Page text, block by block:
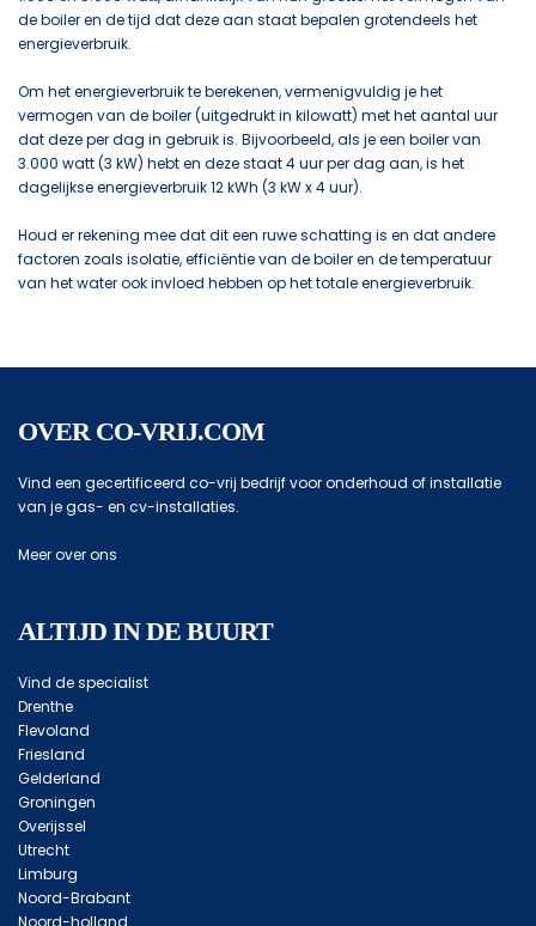
de boiler en de tijd dat deze aan staat bepalen grotendeels het
energieverbruik.
Om het energieverbruik te berekenen, vermenigvuldig je het
vermogen van de boiler (uitgedrukt in kilowatt) met het aantal uur
dat deze per dag in gebruik is. Bijvoorbeeld, als je een boiler van
3.000 watt (3 kW) hebt en deze staat 4 uur per dag aan, is het
dagelijkse energieverbruik 12 kWh (3 kW x 4 uur).
Houd er rekening mee dat dit een ruwe schatting is en dat andere
factoren zoals isolatie, efficiëntie van de boiler en de temperatuur
van het water ook invloed hebben op het totale energieverbruik.
OVER CO-VRIJ.COM
Vind een gecertificeerd co-vrij bedrijf voor onderhoud of installatie
van je gas- en cv-installaties.
Meer over ons
ALTIJD IN DE BUURT
Vind de specialist
Drenthe
Flevoland
Friesland
Gelderland
Groningen
Overijssel
Utrecht
Limburg
Noord-Brabant
Noord-holland